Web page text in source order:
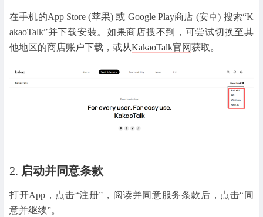
在手机的App Store (苹果) 或 Google Play商店 (安卓) 搜索“K
akaoTalk”并下载安装。如果商店搜不到，可尝试切换至其
他地区的商店账户下载，或从KakaoTalk官网获取。
2. 启动并同意条款
打开App，点击“注册”，阅读并同意服务条款后，点击“同
意并继续”。